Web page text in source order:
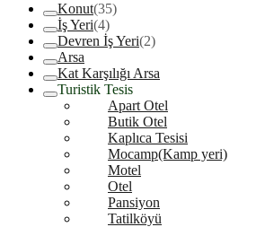
Konut(35)
İş Yeri(4)
Devren İş Yeri(2)
Arsa
Kat Karşılığı Arsa
Turistik Tesis
Apart Otel
Butik Otel
Kaplıca Tesisi
Mocamp(Kamp yeri)
Motel
Otel
Pansiyon
Tatilköyü